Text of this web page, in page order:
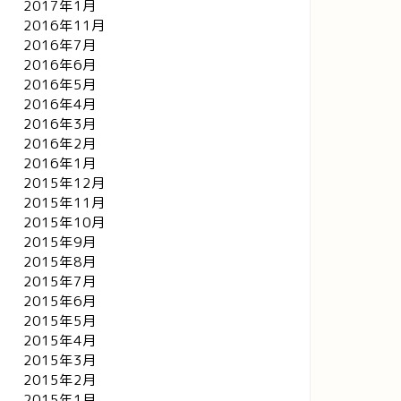
2017年1月
2016年11月
2016年7月
2016年6月
2016年5月
2016年4月
2016年3月
2016年2月
2016年1月
2015年12月
2015年11月
2015年10月
2015年9月
2015年8月
2015年7月
2015年6月
2015年5月
2015年4月
2015年3月
2015年2月